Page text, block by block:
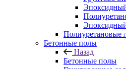
Полиуретановые
Бетонные полы
Назад
Бетонные полы